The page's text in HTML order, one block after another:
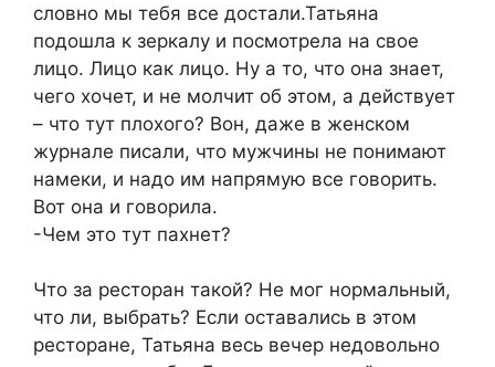
словно мы тебя все достали.Татьяна
подошла к зеркалу и посмотрела на свое
лицо. Лицо как лицо. Ну а то, что она знает,
чего хочет, и не молчит об этом, а действует
– что тут плохого? Вон, даже в женском
журнале писали, что мужчины не понимают
намеки, и надо им напрямую все говорить.
Вот она и говорила.
-Чем это тут пахнет?
Что за ресторан такой? Не мог нормальный,
что ли, выбрать? Если оставались в этом
ресторане, Татьяна весь вечер недовольно